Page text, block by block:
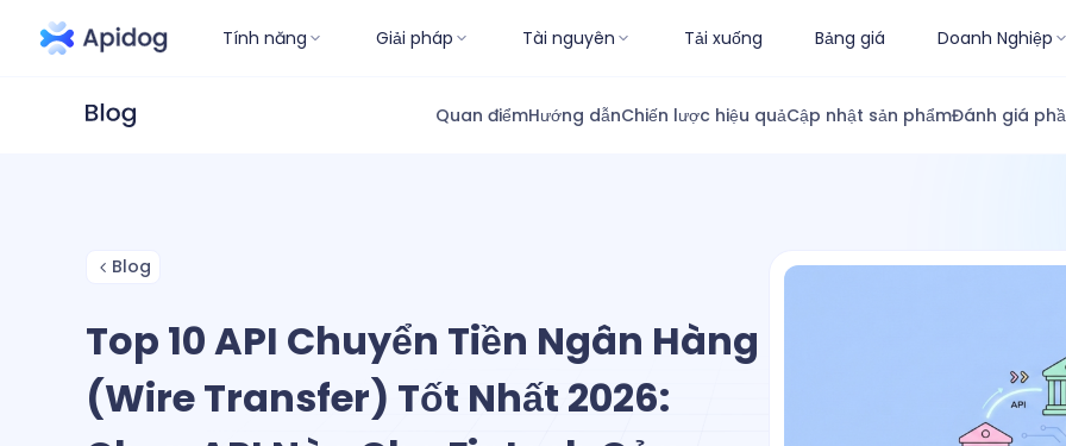
Tính năng Giải pháp Tài nguyên Tải xuống Bảng giá Doanh Nghiệp
Quan điểmHướng dẫnChiến lược hiệu quảCập nhật sản phẩmĐánh giá
Blog
Top 10 API Chuyển Tiền Ngân Hàng
(Wire Transfer) Tốt Nhất 2026: